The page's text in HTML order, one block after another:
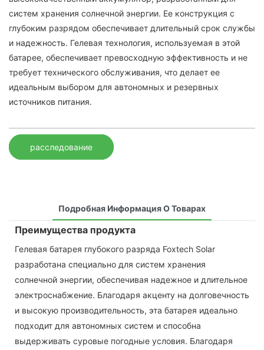
систем хранения солнечной энергии. Ее конструкция с
глубоким разрядом обеспечивает длительный срок службы
и надежность. Гелевая технология, используемая в этой
батарее, обеспечивает превосходную эффективность и не
требует технического обслуживания, что делает ее
идеальным выбором для автономных и резервных
источников питания.
расследование
Подробная Информация О Товарах
Преимущества продукта
Гелевая батарея глубокого разряда Foxtech Solar
разработана специально для систем хранения
солнечной энергии, обеспечивая надежное и длительное
электроснабжение. Благодаря акценту на долговечность
и высокую производительность, эта батарея идеально
подходит для автономных систем и способна
выдерживать суровые погодные условия. Благодаря